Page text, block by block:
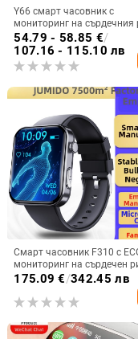
Y66 смарт часовник с
мониторинг на сърдечния
измерване на телесна
температура, Bluetooth
разговори, офлайн
следене на съня
54.79 - 58.85 €/
107.16 - 115.10 лв
Смарт часовник F310 с
мониторинг на сърдечен
кръвно налягане, кислород
175.09 €/342.45 лв